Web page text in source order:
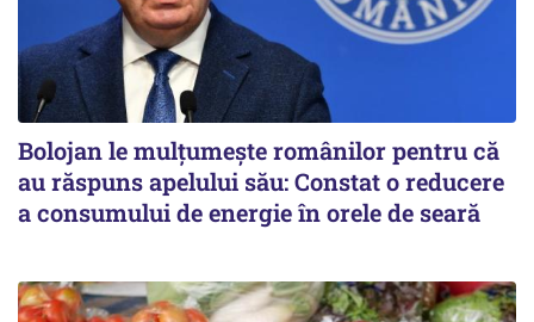
Bolojan le mulțumește românilor pentru că
au răspuns apelului său: Constat o reducere
a consumului de energie în orele de seară